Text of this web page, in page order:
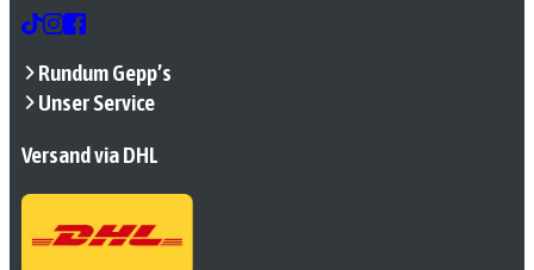
Rundum Gepp’s
Unser Service
Versand via DHL